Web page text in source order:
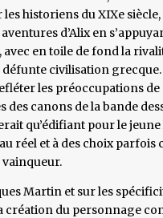
historiens du XIXe
d’Alix en
en toile de fond la
défunte civilisation
les préoccupations de
des canons de la bande
qu’édifiant pour le
réel et à des choix parfois
Martin et sur les
création du personnage